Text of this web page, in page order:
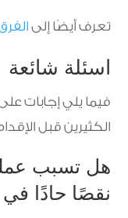
تعرف أيضًا إلى
اسئلة شائعة
فيما يلي إجابات
الكثيرين قبل
هل تسبب
نقصًا حادًا في